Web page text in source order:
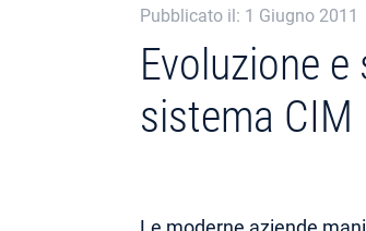
Pubblicato il: 1 Giugno 2011
Evoluzione
sistema CIM